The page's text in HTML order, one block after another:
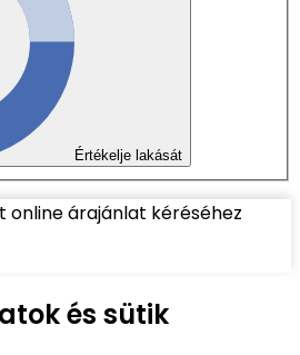
Értékelje lakását
online árajánlat kéréséhez
és sütik